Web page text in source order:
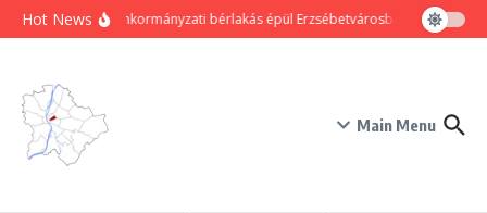
Ugrás a tartalomhoz
Hot News80 új önkormányzati bérlakás épül Erzsébetvárosban Hogyan
Main Menu